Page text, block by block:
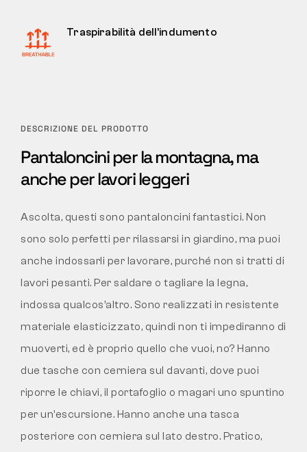
Traspirabilità dell'indumento
DESCRIZIONE DEL PRODOTTO
Pantaloncini per la montagna, ma
anche per lavori leggeri
Ascolta, questi sono pantaloncini fantastici. Non
sono solo perfetti per rilassarsi in giardino, ma puoi
anche indossarli per lavorare, purché non si tratti di
lavori pesanti. Per saldare o tagliare la legna,
indossa qualcos’altro. Sono realizzati in resistente
materiale elasticizzato, quindi non ti impediranno di
muoverti, ed è proprio quello che vuoi, no? Hanno
due tasche con cerniera sul davanti, dove puoi
riporre le chiavi, il portafoglio o magari uno spuntino
per un’escursione. Hanno anche una tasca
posteriore con cerniera sul lato destro. Pratico,